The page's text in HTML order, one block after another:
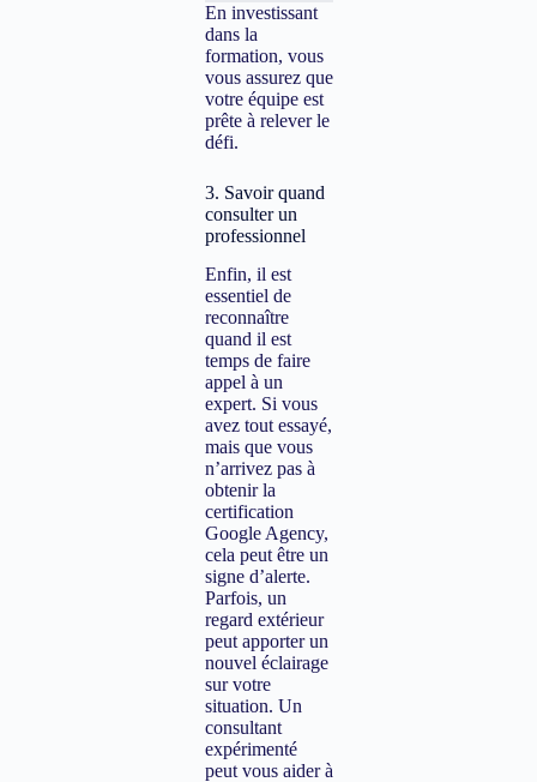
En investissant
dans la
formation, vous
vous assurez que
votre équipe est
prête à relever le
défi.
3. Savoir quand
consulter un
professionnel
Enfin, il est
essentiel de
reconnaître
quand il est
temps de faire
appel à un
expert. Si vous
avez tout essayé,
mais que vous
n’arrivez pas à
obtenir la
certification
Google Agency,
cela peut être un
signe d’alerte.
Parfois, un
regard extérieur
peut apporter un
nouvel éclairage
sur votre
situation. Un
consultant
expérimenté
peut vous aider à